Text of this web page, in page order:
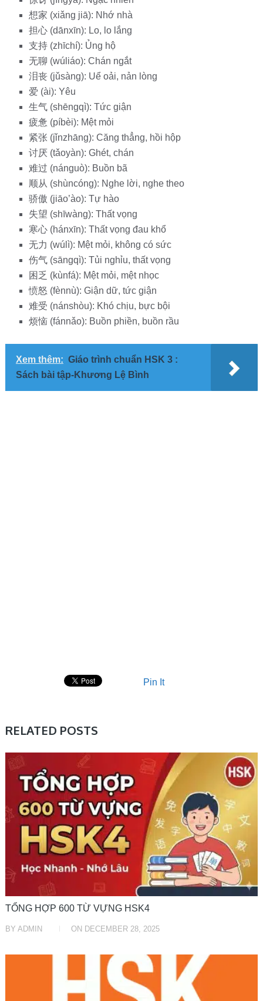
想家 (xiǎng jiā): Nhớ nhà
担心 (dānxīn): Lo, lo lắng
支持 (zhīchí): Ủng hộ
无聊 (wúliáo): Chán ngắt
泪丧 (jǔsàng): Uể oải, nản lòng
爱 (ài): Yêu
生气 (shēngqì): Tức giận
疲惫 (píbèi): Mệt mỏi
紧张 (jǐnzhāng): Căng thẳng, hồi hộp
讨厌 (tǎoyàn): Ghét, chán
难过 (nánguò): Buồn bã
顺从 (shùncóng): Nghe lời, nghe theo
骄傲 (jiāo’ào): Tự hào
失望 (shīwàng): Thất vọng
寒心 (hánxīn): Thất vọng đau khổ
无力 (wúlì): Mệt mỏi, không có sức
伤气 (sāngqì): Tủi nghỉu, thất vọng
困乏 (kùnfá): Mệt mỏi, mệt nhọc
愤怒 (fènnù): Giận dữ, tức giận
难受 (nánshòu): Khó chịu, bực bội
烦恼 (fánnǎo): Buồn phiền, buồn rầu
Xem thêm: Giáo trình chuẩn HSK 3 :
Sách bài tập-Khương Lệ Bình
Pin It
RELATED POSTS
HỌC TRUNG TRUNG
TỔNG HỢP 600 TỪ VỰNG HSK4
BY ADMIN ON DECEMBER 28, 2025